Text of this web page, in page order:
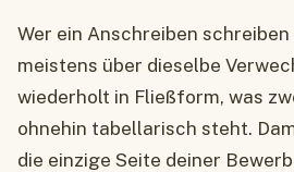
Wer ein Anschreiben
meistens über dieselbe
wiederholt in Fließform, was
ohnehin tabellarisch steht.
die einzige Seite deiner